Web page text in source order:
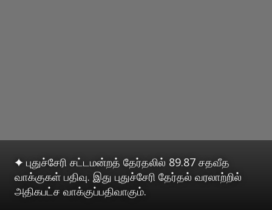
✦ புதுச்சேரி சட்டமன்றத் தேர்தலில் 89.87 சதவீத
வாக்குகள் பதிவு. இது புதுச்சேரி தேர்தல் வரலாற்றில்
அதிகபட்ச வாக்குப்பதிவாகும்.